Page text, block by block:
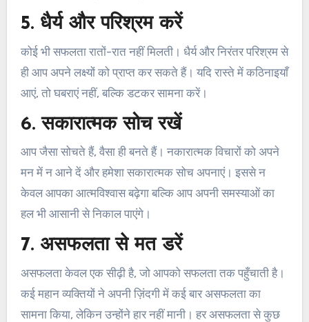
5. धैर्य और परिश्रम करें
कोई भी सफलता रातों-रात नहीं मिलती। धैर्य और निरंतर परिश्रम से
ही आप अपने लक्ष्यों को प्राप्त कर सकते हैं। यदि रास्ते में कठिनाइयाँ
आएं, तो घबराएं नहीं, बल्कि डटकर सामना करें।
6. सकारात्मक सोच रखें
आप जैसा सोचते हैं, वैसा ही बनते हैं। नकारात्मक विचारों को अपने
मन में न आने दें और हमेशा सकारात्मक सोच अपनाएं। इससे न
केवल आपका आत्मविश्वास बढ़ेगा बल्कि आप अपनी समस्याओं का
हल भी आसानी से निकाल पाएंगे।
7. असफलता से मत डरें
असफलता केवल एक सीढ़ी है, जो आपको सफलता तक पहुँचाती है।
कई महान व्यक्तियों ने अपनी ज़िंदगी में कई बार असफलता का
सामना किया, लेकिन उन्होंने हार नहीं मानी। हर असफलता से कुछ